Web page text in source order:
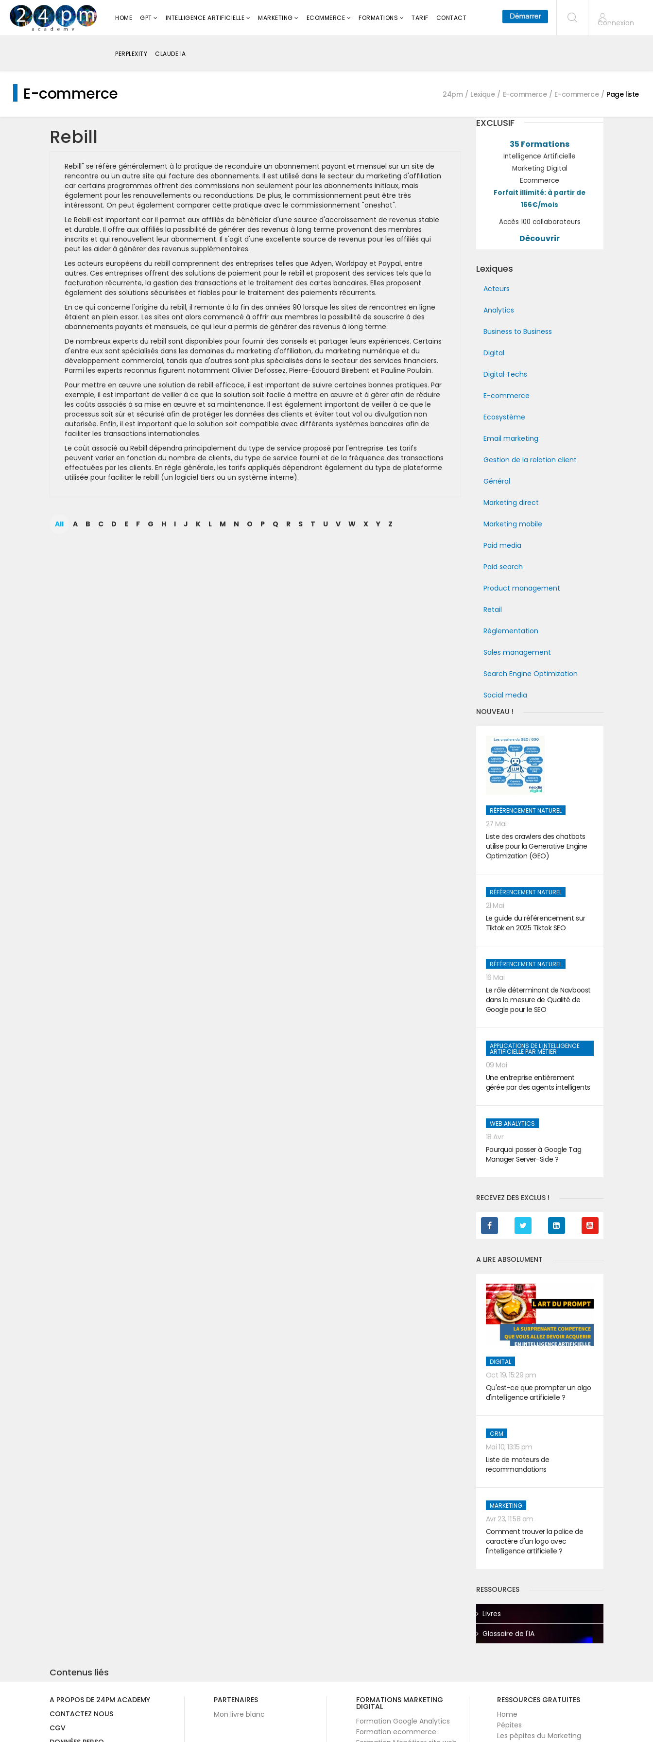
HOME GPT INTELLIGENCE ARTIFICIELLE MARKETING ECOMMERCE FORMATIONS TARIF CONTACT
PERPLEXITY CLAUDE IA
Connexion
E-commerce 24pm Lexique E-commerce E-commerce Page liste
Rebill
Rebill" se réfère généralement à la pratique de reconduire un abonnement payant et mensuel sur un site de
rencontre ou un autre site qui facture des abonnements. Il est utilisé dans le secteur du marketing d'affiliation
car certains programmes offrent des commissions non seulement pour les abonnements initiaux, mais
également pour les renouvellements ou reconductions. De plus, le commissionnement peut être très
intéressant. On peut également comparer cette pratique avec le commissionnement "oneshot".
Le Rebill est important car il permet aux affiliés de bénéficier d'une source d'accroissement de revenus stable
et durable. Il offre aux affiliés la possibilité de générer des revenus à long terme provenant des membres
inscrits et qui renouvellent leur abonnement. Il s'agit d'une excellente source de revenus pour les affiliés qui
peut les aider à générer des revenus supplémentaires.
Les acteurs européens du rebill comprennent des entreprises telles que Adyen, Worldpay et Paypal, entre
autres. Ces entreprises offrent des solutions de paiement pour le rebill et proposent des services tels que la
facturation récurrente, la gestion des transactions et le traitement des cartes bancaires. Elles proposent
également des solutions sécurisées et fiables pour le traitement des paiements récurrents.
En ce qui concerne l'origine du rebill, il remonte à la fin des années 90 lorsque les sites de rencontres en ligne
étaient en plein essor. Les sites ont alors commencé à offrir aux membres la possibilité de souscrire à des
abonnements payants et mensuels, ce qui leur a permis de générer des revenus à long terme.
De nombreux experts du rebill sont disponibles pour fournir des conseils et partager leurs expériences. Certains
d'entre eux sont spécialisés dans les domaines du marketing d'affiliation, du marketing numérique et du
développement commercial, tandis que d'autres sont plus spécialisés dans le secteur des services financiers.
Parmi les experts reconnus figurent notamment Olivier Defossez, Pierre-Édouard Birebent et Pauline Poulain.
Pour mettre en œuvre une solution de rebill efficace, il est important de suivre certaines bonnes pratiques. Par
exemple, il est important de veiller à ce que la solution soit facile à mettre en œuvre et à gérer afin de réduire
les coûts associés à sa mise en œuvre et sa maintenance. Il est également important de veiller à ce que le
processus soit sûr et sécurisé afin de protéger les données des clients et éviter tout vol ou divulgation non
autorisée. Enfin, il est important que la solution soit compatible avec différents systèmes bancaires afin de
faciliter les transactions internationales.
Le coût associé au Rebill dépendra principalement du type de service proposé par l'entreprise. Les tarifs
peuvent varier en fonction du nombre de clients, du type de service fourni et de la fréquence des transactions
effectuées par les clients. En règle générale, les tarifs appliqués dépendront également du type de plateforme
utilisée pour faciliter le rebill (un logiciel tiers ou un système interne).
All A B C D E F G H I J K L M N O P Q R S T U V W X Y Z
EXCLUSIF
35 Formations
Intelligence Artificielle
Marketing Digital
Ecommerce
Forfait illimité: à partir de
166€/mois
Accès 100 collaborateurs
Découvrir
Lexiques
Acteurs
Analytics
Business to Business
Digital
Digital Techs
E-commerce
Ecosystème
Email marketing
Gestion de la relation client
Général
Marketing direct
Marketing mobile
Paid media
Paid search
Product management
Retail
Réglementation
Sales management
Search Engine Optimization
Social media
NOUVEAU !
RÉFÉRENCEMENT NATUREL
27 Mai
Liste des crawlers des chatbots
utilise pour la Generative Engine
Optimization (GEO)
RÉFÉRENCEMENT NATUREL
21 Mai
Le guide du référencement sur
Tiktok en 2025 Tiktok SEO
RÉFÉRENCEMENT NATUREL
16 Mai
Le rôle déterminant de Navboost
dans la mesure de Qualité de
Google pour le SEO
APPLICATIONS DE L'INTELLIGENCE
ARTIFICIELLE PAR MÉTIER
09 Mai
Une entreprise entièrement
gérée par des agents intelligents
WEB ANALYTICS
18 Avr
Pourquoi passer à Google Tag
Manager Server-Side ?
RECEVEZ DES EXCLUS !
A LIRE ABSOLUMENT
DIGITAL
Oct 19, 15:29 pm
Qu'est-ce que prompter un algo
d'intelligence artificielle ?
CRM
Mai 10, 13:15 pm
Liste de moteurs de
recommandations
MARKETING
Avr 23, 11:58 am
Comment trouver la police de
caractère d'un logo avec
l'intelligence artificielle ?
RESSOURCES
Livres
Glossaire de l'IA
Contenus liés
A PROPOS DE 24PM ACADEMY
CONTACTEZ NOUS
CGV
PARTENAIRES
Mon livre blanc
FORMATIONS MARKETING
DIGITAL
Formation Google Analytics
Formation ecommerce
RESSOURCES GRATUITES
Home
Pépites
Les pépites du Marketing